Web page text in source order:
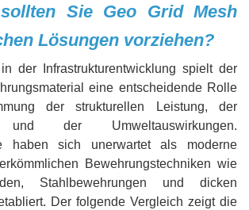
Sie Geo Grid Mesh
Lösungen vorziehen?
der Infrastrukturentwicklung spielt der
eine entscheidende Rolle
der strukturellen Leistung, der
und der Umweltauswirkungen.
haben sich unerwartet als moderne
Bewehrungstechniken wie
Stahlbewehrungen und dicken
Der folgende Vergleich zeigt die